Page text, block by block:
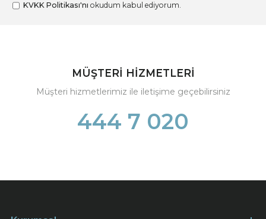
KVKK Politikası'nı okudum kabul ediyorum.
MÜŞTERİ HİZMETLERİ
Müşteri hizmetlerimiz ile iletişime geçebilirsiniz
444 7 020